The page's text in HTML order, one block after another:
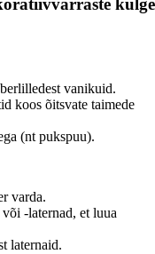
külge
vanikuid.
koos õitsvate taimede
(nt pukspuu).
varda.
-laternad, et luua
laternaid.